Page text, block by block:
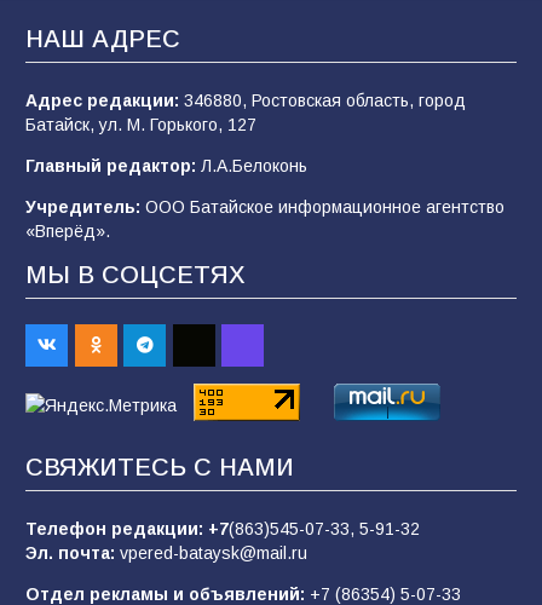
В Батайске продолжаются дорожные работы
101 04.08.2026
после выборов: в Госдуме дали ответ
99 06.08.2026
«Слухами Москву не возьмёшь»: почему
заявления Киева о мобилизации — это
отчаяние, а не разведка
02.08.2026
В детском саду № 35 дети освоили
строительные профессии в ходе
спортивного праздника
76 07.08.2026
НАШ АДРЕС
Адрес редакции: 346880, Ростовская область, город
Батайск, ул. М. Горького, 127
Главный редактор: Л.А.Белоконь
Учредитель: ООО Батайское информационное агентство
«Вперёд».
МЫ В СОЦСЕТЯХ
СВЯЖИТЕСЬ С НАМИ
Телефон редакции: +7(863)545-07-33, 5-91-32
Эл. почта: vpered-bataysk@mail.ru
Отдел рекламы и объявлений: +7 (86354) 5-07-33